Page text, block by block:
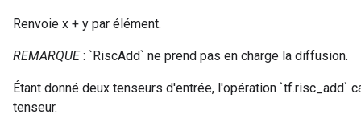
Renvoie x + y par élément.
REMARQUE: `RiscAdd` ne prend pas en charge la diffusion.
Étant donné deux tenseurs d'entrée, l'opération `tf.risc_add`
tenseur.